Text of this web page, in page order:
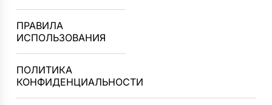
ПРАВИЛА
ИСПОЛЬЗОВАНИЯ
ПОЛИТИКА
КОНФИДЕНЦИАЛЬНОСТИ